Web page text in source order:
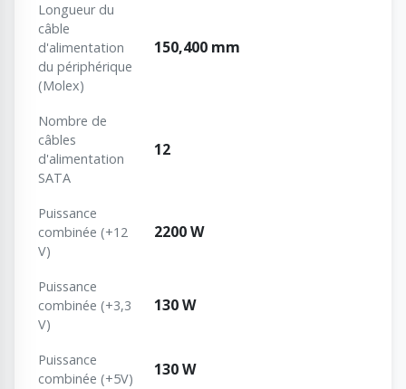
Longueur du
câble
d'alimentation
du périphérique
(Molex)
150,400 mm
Nombre de
câbles
d'alimentation
SATA
12
Puissance
combinée (+12
V)
2200 W
Puissance
combinée (+3,3
V)
130 W
Puissance
combinée (+5V)
130 W